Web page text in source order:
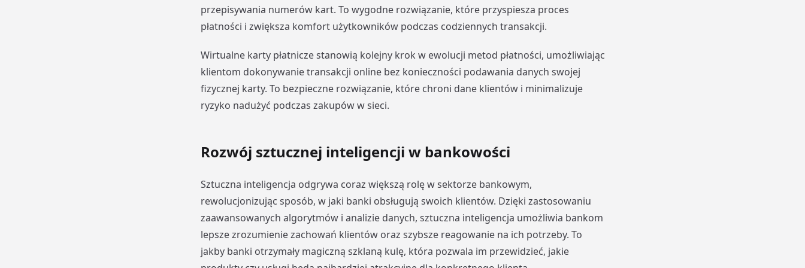
przepisywania numerów kart. To wygodne rozwiązanie, które przyspiesza proces
płatności i zwiększa komfort użytkowników podczas codziennych transakcji.
Wirtualne karty płatnicze stanowią kolejny krok w ewolucji metod płatności, umożliwiając
klientom dokonywanie transakcji online bez konieczności podawania danych swojej
fizycznej karty. To bezpieczne rozwiązanie, które chroni dane klientów i minimalizuje
ryzyko nadużyć podczas zakupów w sieci.
Rozwój sztucznej inteligencji w bankowości
Sztuczna inteligencja odgrywa coraz większą rolę w sektorze bankowym,
rewolucjonizując sposób, w jaki banki obsługują swoich klientów. Dzięki zastosowaniu
zaawansowanych algorytmów i analizie danych, sztuczna inteligencja umożliwia bankom
lepsze zrozumienie zachowań klientów oraz szybsze reagowanie na ich potrzeby. To
jakby banki otrzymały magiczną szklaną kulę, która pozwala im przewidzieć, jakie